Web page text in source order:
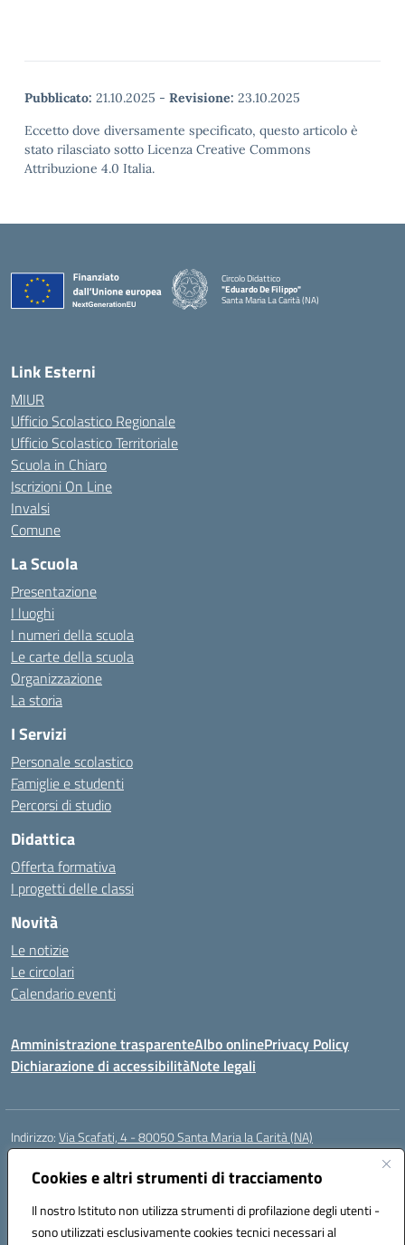
Cookies e altri strumenti di tracciamento
Il nostro Istituto non utilizza strumenti di profilazione degli utenti -
sono utilizzati esclusivamente cookies tecnici necessari al
Pubblicato: 21.10.2025 - Revisione: 23.10.2025
Eccetto dove diversamente specificato, questo articolo è
stato rilasciato sotto Licenza Creative Commons
Attribuzione 4.0 Italia.
Circolo Didattico
"Eduardo De Filippo"
Santa Maria La Carità (NA)
Link Esterni
MIUR
Ufficio Scolastico Regionale
Ufficio Scolastico Territoriale
Scuola in Chiaro
Iscrizioni On Line
Invalsi
Comune
La Scuola
Presentazione
I luoghi
I numeri della scuola
Le carte della scuola
Organizzazione
La storia
I Servizi
Personale scolastico
Famiglie e studenti
Percorsi di studio
Didattica
Offerta formativa
I progetti delle classi
Novità
Le notizie
Le circolari
Calendario eventi
Amministrazione trasparenteAlbo onlinePrivacy Policy
Dichiarazione di accessibilitàNote legali
Indirizzo:Via Scafati, 4 - 80050 Santa Maria la Carità (NA)
Centralino:
Posta elettronica certificata (PEC):NAEE21900T@pec.istruzione.it
Codice fiscale: 90016250632
Codice meccanografico:NAEE21900T